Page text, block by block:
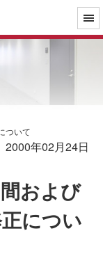
ついて
2000年02月24日
および
につい